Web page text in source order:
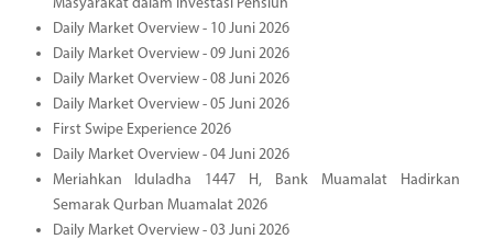
Masyarakat dalam Investasi Pensiun
Daily Market Overview - 10 Juni 2026
Daily Market Overview - 09 Juni 2026
Daily Market Overview - 08 Juni 2026
Daily Market Overview - 05 Juni 2026
First Swipe Experience 2026
Daily Market Overview - 04 Juni 2026
Meriahkan Iduladha 1447 H, Bank Muamalat Hadirkan
Semarak Qurban Muamalat 2026
Daily Market Overview - 03 Juni 2026